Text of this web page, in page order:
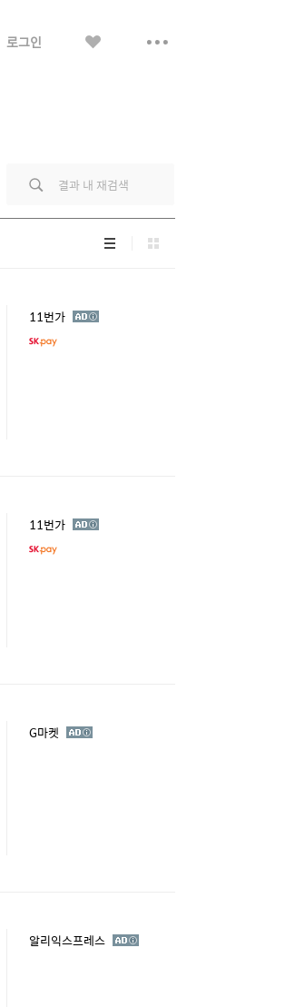
로그인 보
리
스
그
리
11번가 광
11번가 광
G마켓 광
알리익스프레스 광